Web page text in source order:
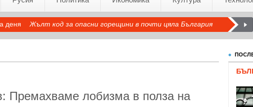
деня Жълт код за опасни горещини в почти цяла България
Премахваме лобизма в полза на